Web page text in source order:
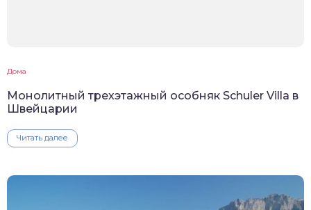
Дома
Монолитный трехэтажный особняк Schuler Villa в
Швейцарии
Читать далее